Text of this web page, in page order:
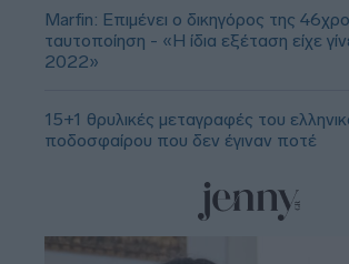
Marfin: Επιμένει ο δικηγόρος της
ταυτοποίηση - «Η ίδια εξέταση είχε
2022»
15+1 θρυλικές μεταγραφές του
ποδοσφαίρου που δεν έγιναν ποτέ